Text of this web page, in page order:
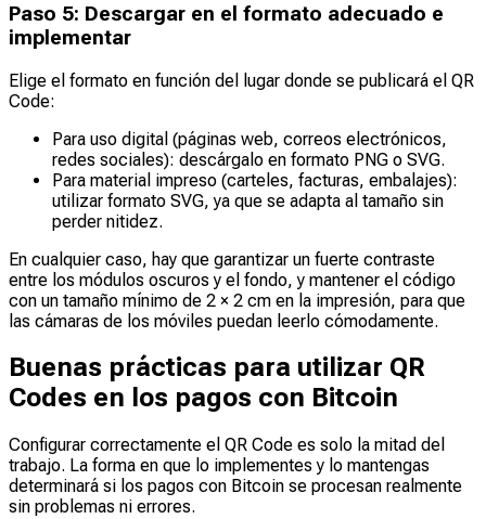
Paso 5: Descargar en el formato adecuado e
implementar
Elige el formato en función del lugar donde se publicará el QR
Code:
Para uso digital (páginas web, correos electrónicos,
redes sociales): descárgalo en formato PNG o SVG.
Para material impreso (carteles, facturas, embalajes):
utilizar formato SVG, ya que se adapta al tamaño sin
perder nitidez.
En cualquier caso, hay que garantizar un fuerte contraste
entre los módulos oscuros y el fondo, y mantener el código
con un tamaño mínimo de 2 × 2 cm en la impresión, para que
las cámaras de los móviles puedan leerlo cómodamente.
Buenas prácticas para utilizar QR
Codes en los pagos con Bitcoin
Configurar correctamente el QR Code es solo la mitad del
trabajo. La forma en que lo implementes y lo mantengas
determinará si los pagos con Bitcoin se procesan realmente
sin problemas ni errores.